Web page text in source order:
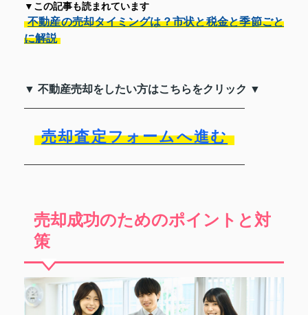
▼この記事も読まれています
不動産の売却タイミングは？市状と税金と季節ごと
に解説
▼ 不動産売却をしたい方はこちらをクリック ▼
売却査定フォームへ進む
売却成功のためのポイントと対
策